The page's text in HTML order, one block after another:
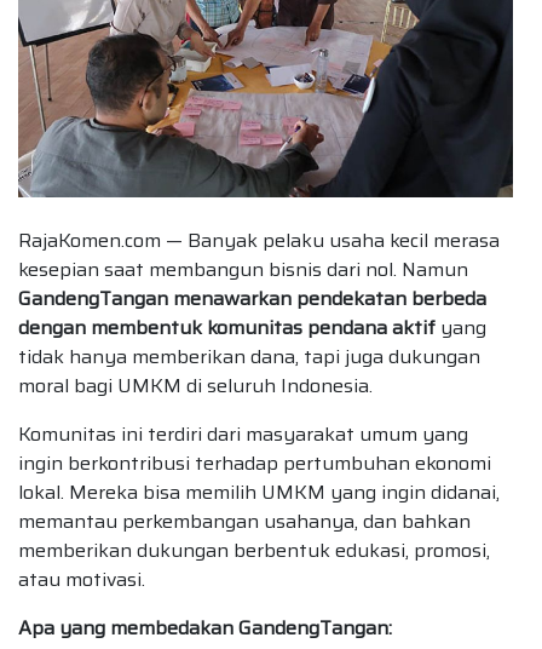
RajaKomen.com — Banyak pelaku usaha kecil merasa
kesepian saat membangun bisnis dari nol. Namun
GandengTangan menawarkan pendekatan berbeda
dengan membentuk komunitas pendana aktif yang
tidak hanya memberikan dana, tapi juga dukungan
moral bagi UMKM di seluruh Indonesia.
Komunitas ini terdiri dari masyarakat umum yang
ingin berkontribusi terhadap pertumbuhan ekonomi
lokal. Mereka bisa memilih UMKM yang ingin didanai,
memantau perkembangan usahanya, dan bahkan
memberikan dukungan berbentuk edukasi, promosi,
atau motivasi.
Apa yang membedakan GandengTangan: